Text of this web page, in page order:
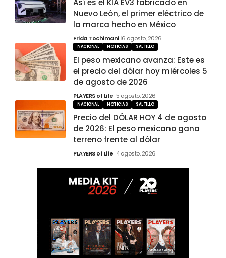
Nuevo León, el primer eléctrico de
la marca hecho en México
Frida Tochimani 6 agosto, 2026
NACIONAL NOTICIAS SALTILLO
El peso mexicano avanza: Este es
el precio del dólar hoy miércoles 5
de agosto de 2026
PLAYERS of Life 5 agosto, 2026
NACIONAL NOTICIAS SALTILLO
Precio del DÓLAR HOY 4 de agosto
de 2026: El peso mexicano gana
terreno frente al dólar
PLAYERS of Life 4 agosto, 2026